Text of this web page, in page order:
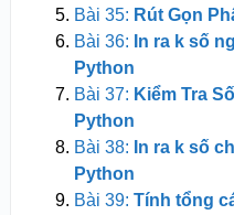
Bài 35: Rút Gọn
Bài 36: In ra k số
Python
Bài 37: Kiểm Tra
Python
Bài 38: In ra k số
Python
Bài 39: Tính tổng